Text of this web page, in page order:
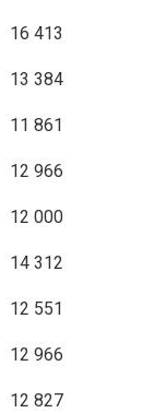
16 413
13 384
11 861
12 966
12 000
14 312
12 551
12 966
12 827